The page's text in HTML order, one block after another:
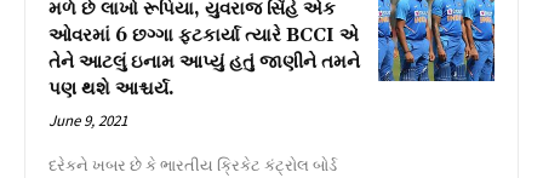
મળે છે લાખો રૂપિયા, યુવરાજ સિંહે એક
ઓવરમાં 6 છગ્ગા ફટકાર્યા ત્યારે BCCI એ
તેને આટલું ઇનામ આપ્યું હતું જાણીને તમને
પણ થશે આશ્ચર્ય.
June 9, 2021
દરેકને ખબર છે કે ભારતીય ક્રિકેટ કંટ્રોલ બોર્ડ